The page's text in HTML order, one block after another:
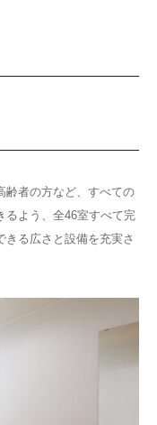
齢者の方など、すべての
るよう、全46室すべて完
る広さと設備を充実さ